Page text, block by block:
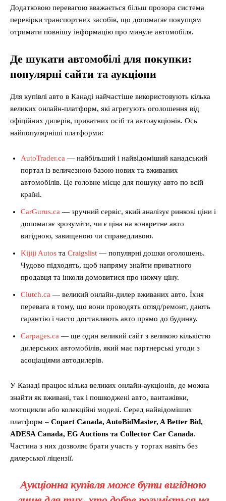
Додатковою перевагою вважається більш прозора система
перевірки транспортних засобів, що допомагає покупцям
отримати повнішу інформацію про минуле автомобіля.
Де шукати автомобілі для покупки:
популярні сайти та аукціони
Для купівлі авто в Канаді найчастіше використовують кілька
великих онлайн-платформ, які агрегують оголошення від
офіційних дилерів, приватних осіб та автоаукціонів. Ось
найпопулярніші платформи:
AutoTrader.ca — найбільший і найвідоміший канадський
портал із величезною базою нових та вживаних
автомобілів. Це головне місце для пошуку авто по всій
країні.
CarGurus.ca — зручний сервіс, який аналізує ринкові ціни і
допомагає зрозуміти, чи є ціна на конкретне авто
вигідною, завищеною чи справедливою.
Kijiji Autos та Craigslist — популярні дошки оголошень.
Чудово підходять, щоб напряму знайти приватного
продавця та інколи домовитися про нижчу ціну.
Clutch.ca — великий онлайн-дилер вживаних авто. Їхня
перевага в тому, що вони проводять огляд/ремонт, дають
гарантію і часто доставляють авто прямо до будинку.
Carpages.ca — ще один великий сайт з великою кількістю
дилерських автомобілів, який має партнерські угоди з
асоціаціями автодилерів.
У Канаді працює кілька великих онлайн-аукціонів, де можна
знайти як вживані, так і пошкоджені авто, вантажівки,
мотоцикли або колекційні моделі. Серед найвідоміших
платформ – Copart Canada, AutoBidMaster, A Better Bid,
ADESA Canada, EG Auctions та Collector Car Canada.
Частина з них дозволяє брати участь у торгах навіть без
дилерської ліцензії.
Аукціонна купівля може бути вигідною